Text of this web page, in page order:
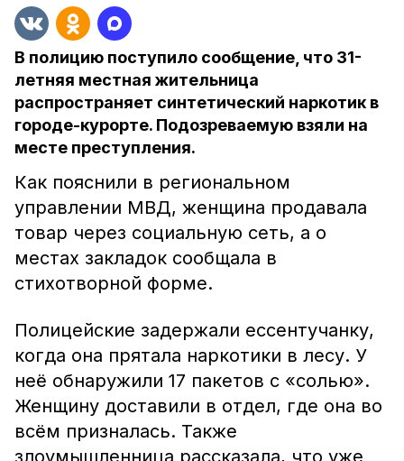
В полицию поступило сообщение, что 31-
летняя местная жительница
распространяет синтетический наркотик в
городе-курорте. Подозреваемую взяли на
месте преступления.
Как пояснили в региональном
управлении МВД, женщина продавала
товар через социальную сеть, а о
местах закладок сообщала в
стихотворной форме.
Полицейские задержали ессентучанку,
когда она прятала наркотики в лесу. У
неё обнаружили 17 пакетов с «солью».
Женщину доставили в отдел, где она во
всём призналась. Также
злоумышленница рассказала, что уже